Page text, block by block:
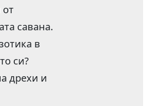
савана.
в
си?
дрехи и